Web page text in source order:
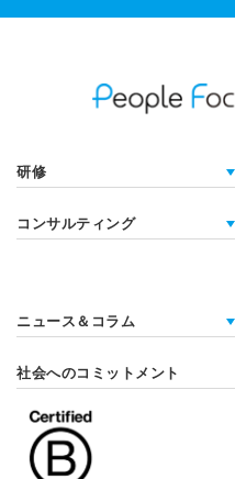
研修
コンサルティング
ニュース＆コラム
社会へのコミットメント